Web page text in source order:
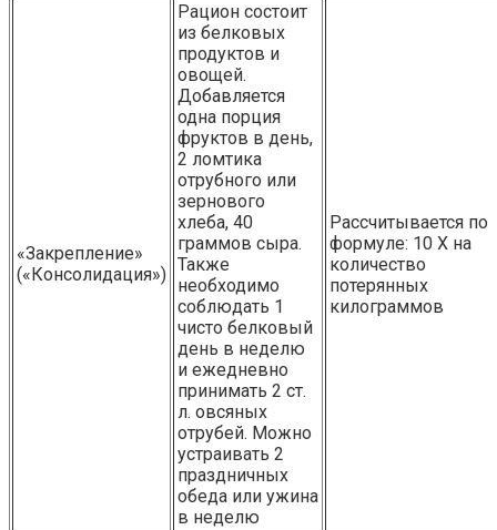
«Закрепление»
(«Консолидация»)
Рацион состоит
из белковых
продуктов и
овощей.
Добавляется
одна порция
фруктов в день,
2 ломтика
отрубного или
зернового
хлеба, 40
граммов сыра.
Также
необходимо
соблюдать 1
чисто белковый
день в неделю
и ежедневно
принимать 2 ст.
л. овсяных
отрубей. Можно
устраивать 2
праздничных
обеда или ужина
в неделю
Рассчитывается по
формуле: 10 Х на
количество
потерянных
килограммов